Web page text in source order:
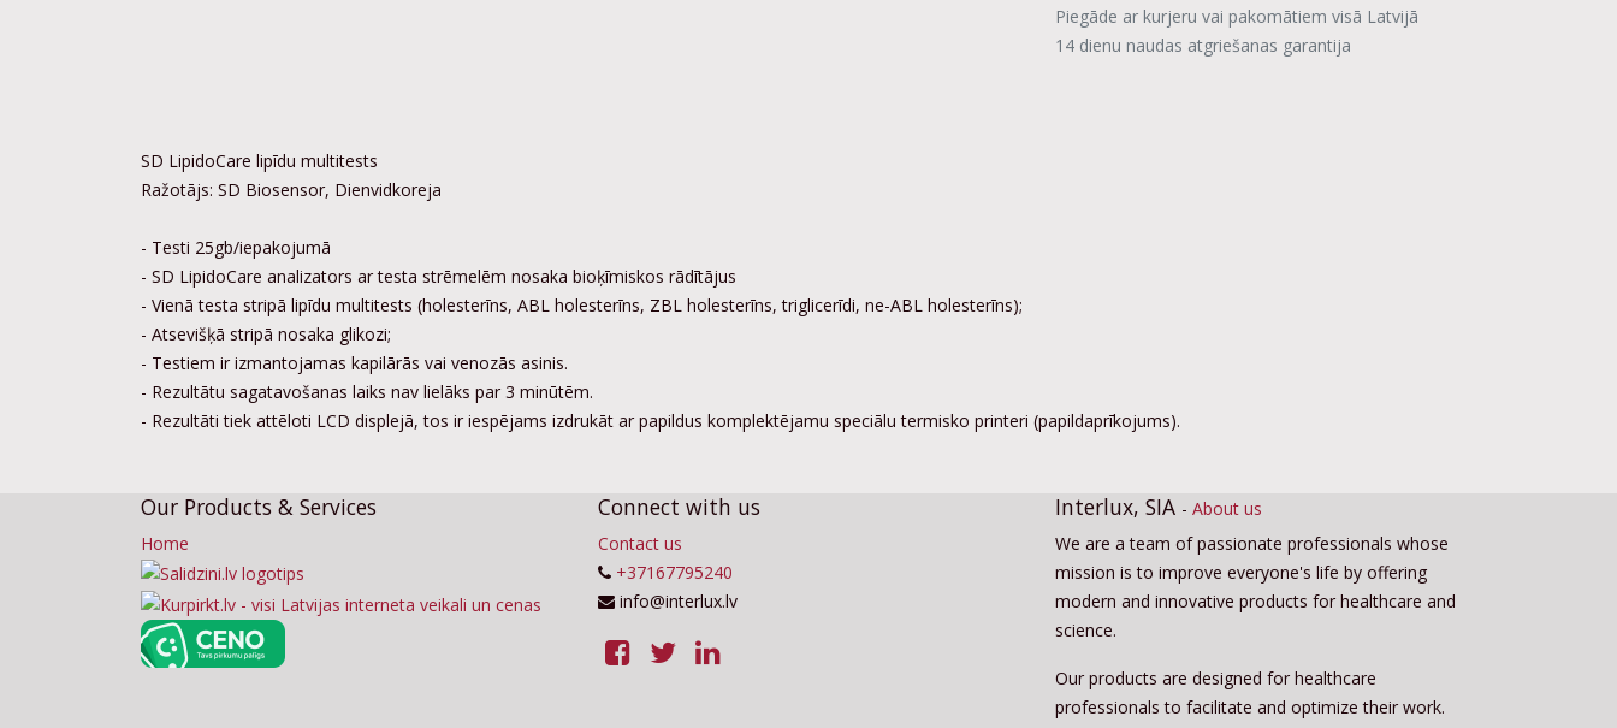
Piegāde ar kurjeru vai pakomātiem visā Latvijā
14 dienu naudas atgriešanas garantija
SD LipidoCare lipīdu multitests
Ražotājs: SD Biosensor, Dienvidkoreja
- Testi 25gb/iepakojumā
- SD LipidoCare analizators ar testa strēmelēm nosaka bioķīmiskos rādītājus
- Vienā testa stripā lipīdu multitests (holesterīns, ABL holesterīns, ZBL holesterīns, triglicerīdi, ne-ABL holesterīns);
- Atsevišķā stripā nosaka glikozi;
- Testiem ir izmantojamas kapilārās vai venozās asinis.
- Rezultātu sagatavošanas laiks nav lielāks par 3 minūtēm.
- Rezultāti tiek attēloti LCD displejā, tos ir iespējams izdrukāt ar papildus komplektējamu speciālu termisko printeri (papildaprīkojums).
Our Products & Services
Home
Connect with us
Contact us
+37167795240
info@interlux.lv
Interlux, SIA - About us
We are a team of passionate professionals whose
mission is to improve everyone's life by offering
modern and innovative products for healthcare and
science.
Our products are designed for healthcare
professionals to facilitate and optimize their work.